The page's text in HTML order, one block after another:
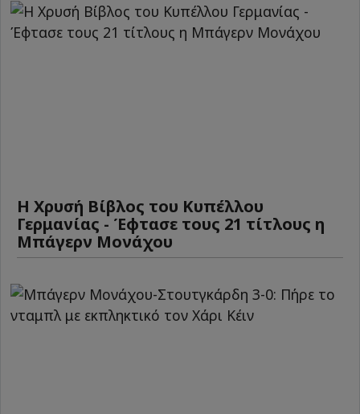
Η Χρυσή Βίβλος του Κυπέλλου
Γερμανίας - Έφτασε τους 21 τίτλους η
Μπάγερν Μονάχου